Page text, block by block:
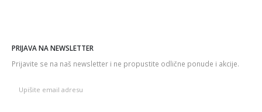
PRIJAVA NA NEWSLETTER
Prijavite se na naš newsletter i ne propustite odlične ponude i akcije.